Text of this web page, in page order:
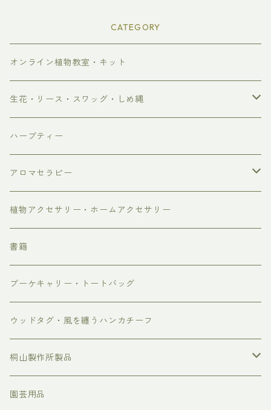
CATEGORY
オンライン植物教室・キット
生花・リース・スワッグ・しめ縄
生花
リース・スワッグ
しめ縄飾り、お正月飾り、お正月のお花
2026年母の日
4/30-5/3着 母の日 早め到着便 10%OFF
5/7-5/9着 母の日通常便
ハーブティー
アロマセラピー
芳香蒸留水
ブレンド精油
植物アクセサリー・ホームアクセサリー
書籍
ブーケキャリー・トートバッグ
ウッドタグ・風を纏うハンカチーフ
桐山製作所製品
蒸留装置
園芸用品